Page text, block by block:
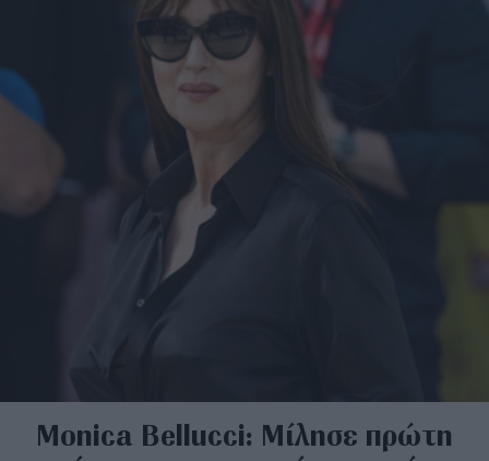
Monica Bellucci: Μίλησε πρώτη